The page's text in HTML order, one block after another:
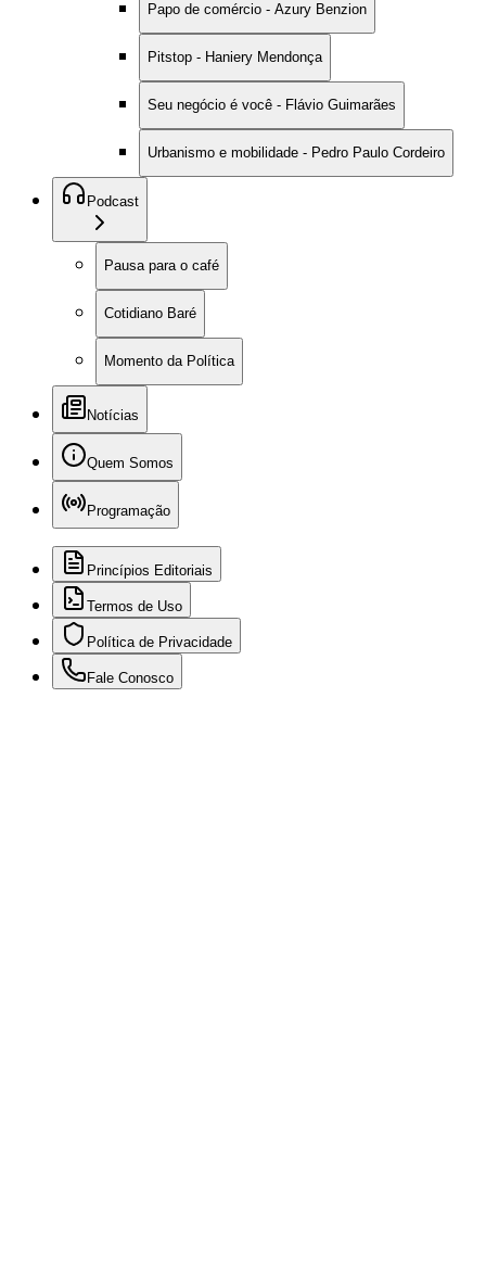
Papo de comércio - Azury Benzion
Pitstop - Haniery Mendonça
Seu negócio é você - Flávio Guimarães
Urbanismo e mobilidade - Pedro Paulo Cordeiro
Podcast
Pausa para o café
Cotidiano Baré
Momento da Política
Notícias
Quem Somos
Programação
Princípios Editoriais
Termos de Uso
Política de Privacidade
Fale Conosco